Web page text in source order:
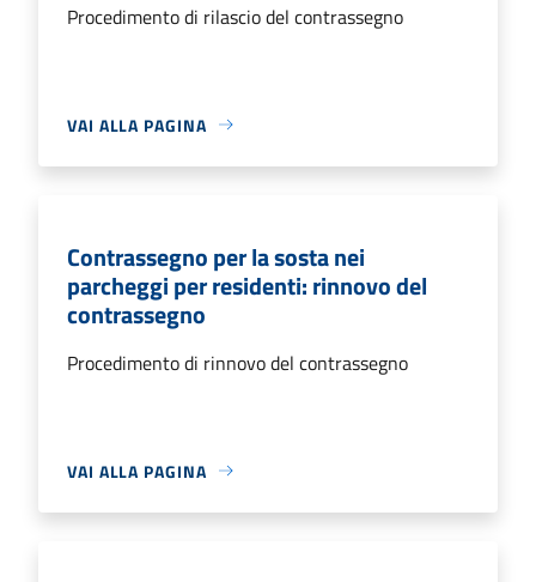
Procedimento di rilascio del contrassegno
VAI ALLA PAGINA
Contrassegno per la sosta nei
parcheggi per residenti: rinnovo del
contrassegno
Procedimento di rinnovo del contrassegno
VAI ALLA PAGINA